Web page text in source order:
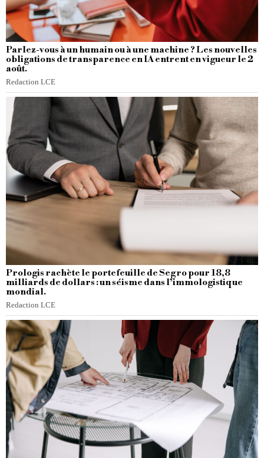
Parlez-vous à un humain ou à une machine ? Les nouvelles
obligations de transparence en IA entrent en vigueur le 2
août.
Redaction LCE
Prologis rachète le portefeuille de Segro pour 18,8
milliards de dollars : un séisme dans l’immologistique
mondial.
Redaction LCE